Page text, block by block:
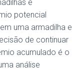
e
potencial
uma armadilha e
de continuar
acumulado é o
análise